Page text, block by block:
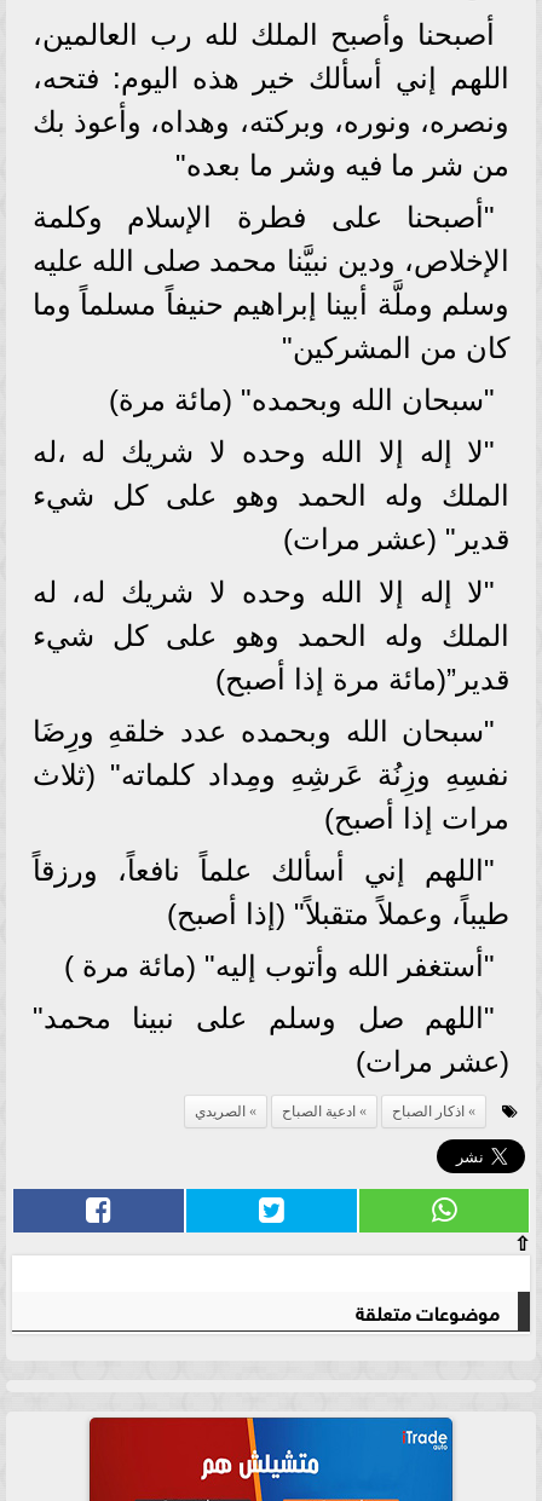
أصبحنا وأصبح الملك لله رب العالمين،
اللهم إني أسألك خير هذه اليوم: فتحه،
ونصره، ونوره، وبركته، وهداه، وأعوذ بك
من شر ما فيه وشر ما بعده"
"أصبحنا على فطرة الإسلام وكلمة
الإخلاص، ودين نبيَّنا محمد صلى الله عليه
وسلم وملَّة أبينا إبراهيم حنيفاً مسلماً وما
كان من المشركين"
"سبحان الله وبحمده" (مائة مرة)
"لا إله إلا الله وحده لا شريك له ،له
الملك وله الحمد وهو على كل شيء
قدير" (عشر مرات)
"لا إله إلا الله وحده لا شريك له، له
الملك وله الحمد وهو على كل شيء
قدير”(مائة مرة إذا أصبح)
"سبحان الله وبحمده عدد خلقهِ ورِضَا
نفسِهِ وزِنُة عَرشِهِ ومِداد كلماته" (ثلاث
مرات إذا أصبح)
"اللهم إني أسألك علماً نافعاً، ورزقاً
طيباً، وعملاً متقبلاً" (إذا أصبح)
"أستغفر الله وأتوب إليه" (مائة مرة )
"اللهم صل وسلم على نبينا محمد"
(عشر مرات)
اذكار الصباح ادعية الصباح الصريدي
⇧
موضوعات متعلقة